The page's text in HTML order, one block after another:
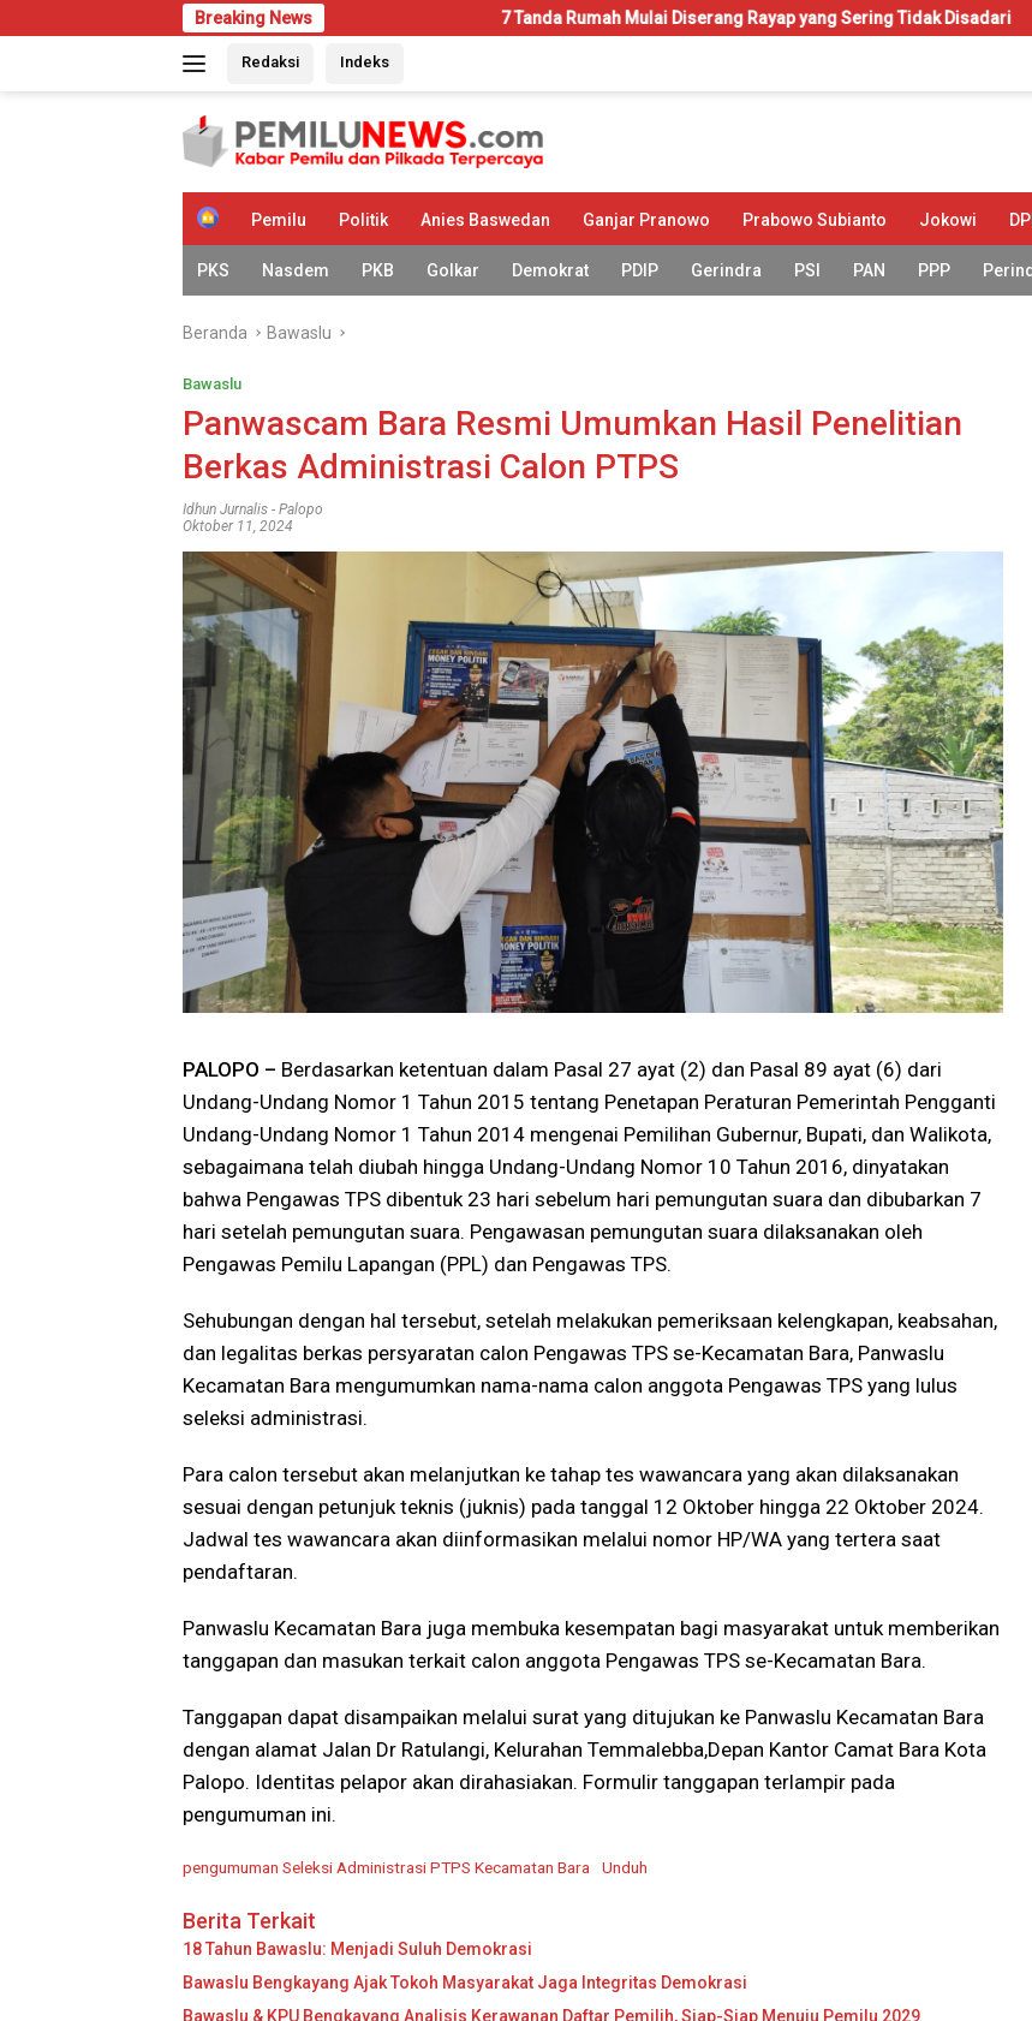
ke
Breaking News 7 Tanda Rumah Mulai Diserang Rayap yang Sering Tidak Disadari KIP-
Redaksi Indeks
H
m
e
Pemilu Politik Anies Baswedan Ganjar Pranowo Prabowo Subianto Jokowi
PKS Nasdem PKB Golkar Demokrat PDIP Gerindra PSI PAN PPP
Beranda Bawaslu
Bawaslu
Panwascam Bara Resmi Umumkan Hasil Penelitian
Berkas Administrasi Calon PTPS
Idhun Jurnalis - Palopo
Oktober 11, 2024
PALOPO – Berdasarkan ketentuan dalam Pasal 27 ayat (2) dan Pasal 89 ayat (6) dari
Undang-Undang Nomor 1 Tahun 2015 tentang Penetapan Peraturan Pemerintah Pengganti
Undang-Undang Nomor 1 Tahun 2014 mengenai Pemilihan Gubernur, Bupati, dan Walikota,
sebagaimana telah diubah hingga Undang-Undang Nomor 10 Tahun 2016, dinyatakan
bahwa Pengawas TPS dibentuk 23 hari sebelum hari pemungutan suara dan dibubarkan 7
hari setelah pemungutan suara. Pengawasan pemungutan suara dilaksanakan oleh
Pengawas Pemilu Lapangan (PPL) dan Pengawas TPS.
Sehubungan dengan hal tersebut, setelah melakukan pemeriksaan kelengkapan, keabsahan,
dan legalitas berkas persyaratan calon Pengawas TPS se-Kecamatan Bara, Panwaslu
Kecamatan Bara mengumumkan nama-nama calon anggota Pengawas TPS yang lulus
seleksi administrasi.
Para calon tersebut akan melanjutkan ke tahap tes wawancara yang akan dilaksanakan
sesuai dengan petunjuk teknis (juknis) pada tanggal 12 Oktober hingga 22 Oktober 2024.
Jadwal tes wawancara akan diinformasikan melalui nomor HP/WA yang tertera saat
pendaftaran.
Panwaslu Kecamatan Bara juga membuka kesempatan bagi masyarakat untuk memberikan
tanggapan dan masukan terkait calon anggota Pengawas TPS se-Kecamatan Bara.
Tanggapan dapat disampaikan melalui surat yang ditujukan ke Panwaslu Kecamatan Bara
dengan alamat Jalan Dr Ratulangi, Kelurahan Temmalebba,Depan Kantor Camat Bara Kota
Palopo. Identitas pelapor akan dirahasiakan. Formulir tanggapan terlampir pada
pengumuman ini.
pengumuman Seleksi Administrasi PTPS Kecamatan Bara Unduh
Berita Terkait
18 Tahun Bawaslu: Menjadi Suluh Demokrasi
Bawaslu Bengkayang Ajak Tokoh Masyarakat Jaga Integritas Demokrasi
Bawaslu & KPU Bengkayang Analisis Kerawanan Daftar Pemilih, Siap-Siap Menuju Pemilu 2029